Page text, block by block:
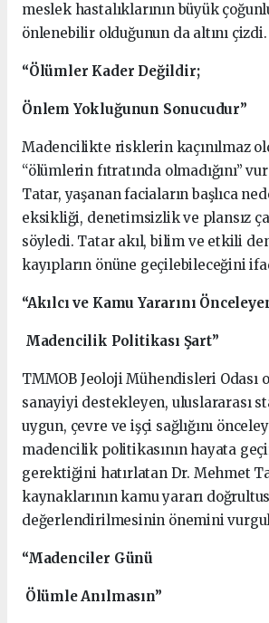
meslek hastalıklarının büyük
önlenebilir olduğunun da altını çizdi.
“Ölümler Kader Değildir;
Önlem Yokluğunun Sonucudur”
Madencilikte risklerin kaçınılmaz
“ölümlerin fıtratında olmadığını”
Tatar, yaşanan faciaların başlıca
eksikliği, denetimsizlik ve plansız
söyledi. Tatar akıl, bilim ve etkili
kayıpların önüne geçilebileceğini
“Akılcı ve Kamu Yararını
Madencilik Politikası Şart”
TMMOB Jeoloji Mühendisleri Odası
sanayiyi destekleyen, uluslararası
uygun, çevre ve işçi sağlığını
madencilik politikasının hayata
gerektiğini hatırlatan Dr. Mehmet
kaynaklarının kamu yararı
değerlendirilmesinin önemini
“Madenciler Günü
Ölümle Anılmasın”